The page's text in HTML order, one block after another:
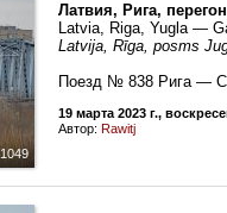
1049
Латвия, Рига,
Latvia, Riga, Yugla —
Latvija, Rīga, posms
Поезд № 838 Рига —
19 марта 2023 г.,
Автор: Rawitj